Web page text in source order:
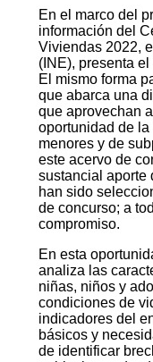
Descarga
Infancia y
En el marco del
información del
Viviendas 2022,
(INE), presenta el
El mismo forma
que abarca una
que aprovechan
oportunidad de
menores y de
este acervo de
sustancial aporte
han sido
de concurso; a